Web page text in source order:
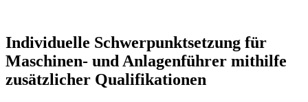
Individuelle Schwerpunktsetzung für
Maschinen- und Anlagenführer mithilfe
zusätzlicher Qualifikationen